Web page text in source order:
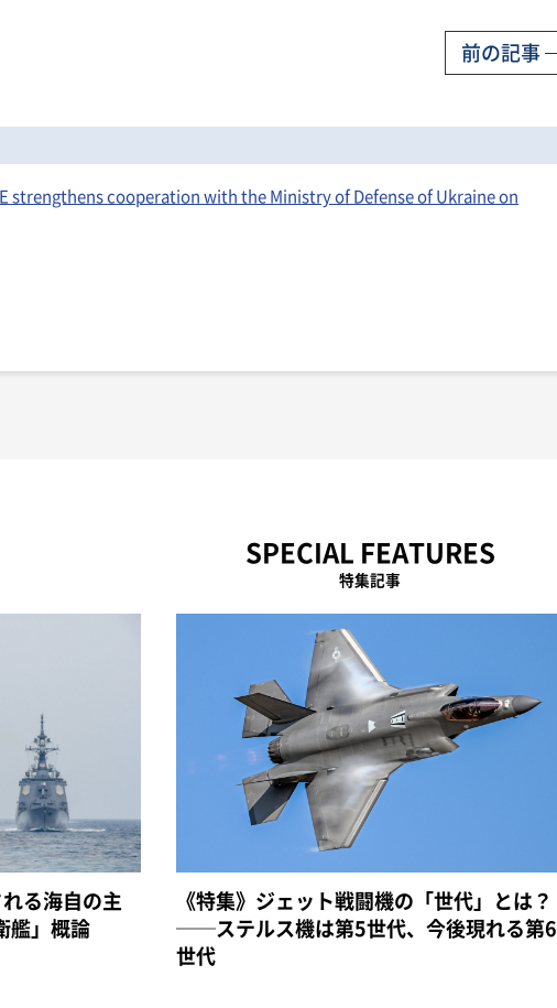
前の記事
strengthens cooperation with the Ministry of Defense of Ukraine on
SPECIAL FEATURES
特集記事
る海自の主
艦」概論
《特集》ジェット戦闘機の「世代」とは？
──ステルス機は第5世代、今後現れる第6
世代